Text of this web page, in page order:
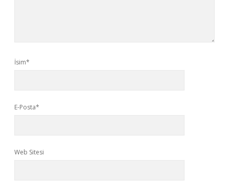
İsim*
E-Posta*
Web Sitesi